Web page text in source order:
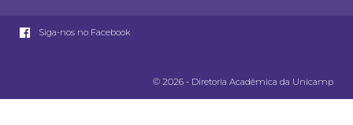
Siga-nos no Facebook
© 2026 - Diretoria Acadêmica da Unicamp